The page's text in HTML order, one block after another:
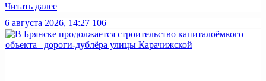
Читать далее
6 августа 2026, 14:27 106